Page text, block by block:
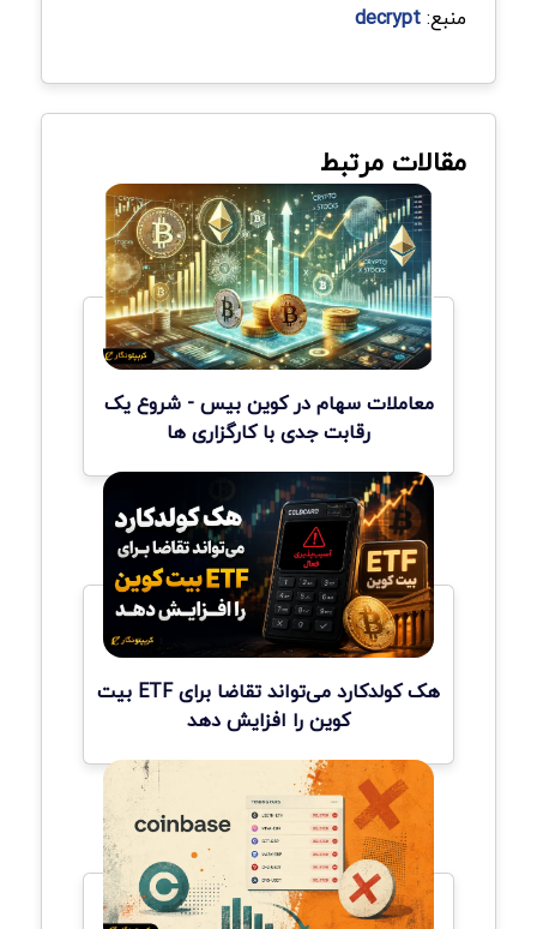
منبع:decrypt
مقالات مرتبط
معاملات سهام در کوین بیس - شروع یک
رقابت جدی با کارگزاری ها
هک کولدکارد می‌تواند تقاضا برای ETF بیت
کوین را افزایش دهد